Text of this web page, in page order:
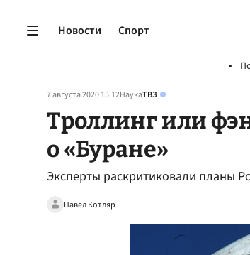
Новости Спорт
7 августа 2020 15:12НаукаТВЗ
Троллинг или
о «Буране»
Эксперты раскритиковали планы
Павел Котляр